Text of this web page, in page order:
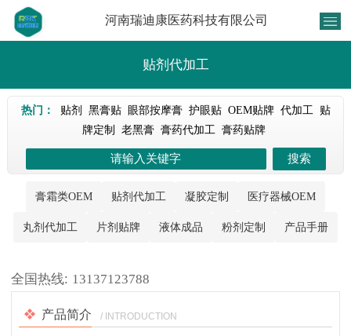
河南瑞迪康医药科技有限公司
贴剂代加工
热门： 贴剂 黑膏贴 眼部按摩膏 护眼贴 OEM贴牌 代加工
贴
牌定制
老黑膏 膏药代加工 膏药贴牌
膏霜类OEM 贴剂代加工 凝胶定制 医疗器械OEM
丸剂代加工 片剂贴牌 液体成品 粉剂定制 产品手册
全国热线: 13137123788
产品简介 / INTRODUCTION